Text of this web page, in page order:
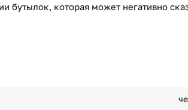
бутылок, которая может негативно